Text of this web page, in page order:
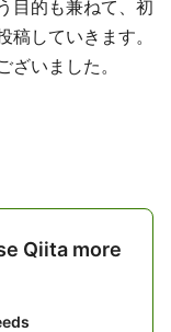
目的も兼ねて、初
していきます。
いました。
Qiita more